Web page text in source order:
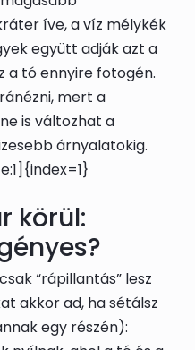
íve, a víz mélykék
együtt adják azt a
a tó ennyire fotogén.
mert a
is változhat a
árnyalatokig.
körül:
“rápillantás” lesz
akkor ad, ha sétálsz
egy részén):